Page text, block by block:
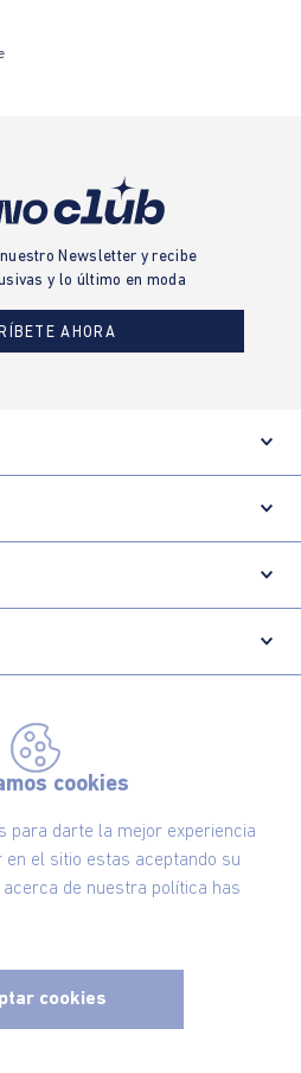
cookies
para darte la mejor experiencia
en el sitio estas aceptando su
de nuestra política has
cookies
Newsletter y recibe
y lo último en moda
AHORA
Americanino, todos los derechos reservados